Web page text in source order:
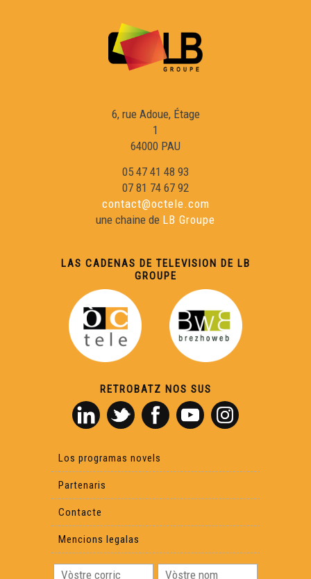
6, rue Adoue, Étage
1
64000 PAU
05 47 41 48 93
07 81 74 67 92
contact@octele.com
une chaine de LB Groupe
LAS CADENAS DE TELEVISION DE LB
GROUPE
RETROBATZ NOS SUS
Los programas novels
Partenaris
Contacte
Mencions legalas